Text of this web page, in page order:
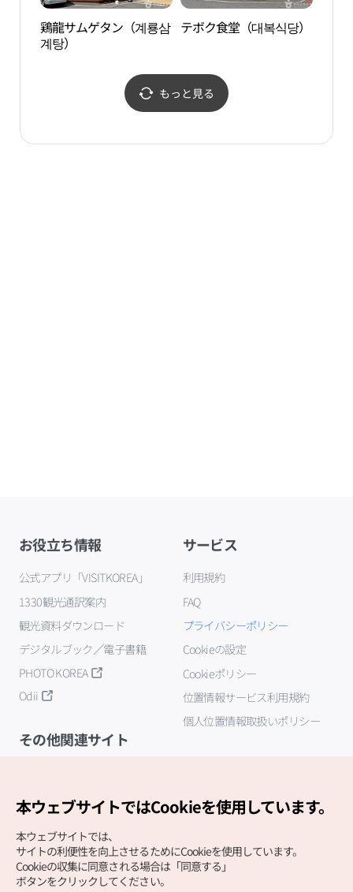
鶏龍サムゲタン（계룡삼
계탕）
テボク食堂（대복식당）
もっと見る
お役立ち情報
公式アプリ「VISITKOREA」
1330観光通訳案内
観光資料ダウンロード
デジタルブック／電子書籍
PHOTO KOREA
Odii
サービス
利用規約
FAQ
プライバシーポリシー
Cookieの設定
Cookieポリシー
位置情報サービス利用規約
個人位置情報取扱いポリシー
その他関連サイト
本ウェブサイトではCookieを使用しています。
本ウェブサイトでは、
サイトの利便性を向上させるためにCookieを使用しています。
Cookieの収集に同意される場合は「同意する」
ボタンをクリックしてください。